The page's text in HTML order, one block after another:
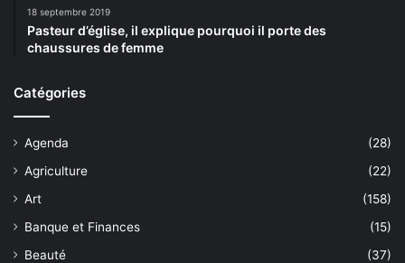
18 septembre 2019
Pasteur d’église, il explique pourquoi il porte des
chaussures de femme
Catégories
Agenda
(28)
Agriculture
(22)
Art
(158)
Banque et Finances
(15)
Beauté
(37)